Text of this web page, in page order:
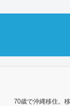
70歳で沖縄移住。